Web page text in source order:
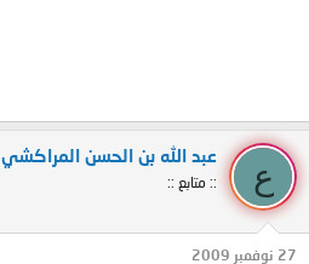
ع
عبد الله بن الحسن المراكشي
:: متابع ::
27 نوفمبر 2009